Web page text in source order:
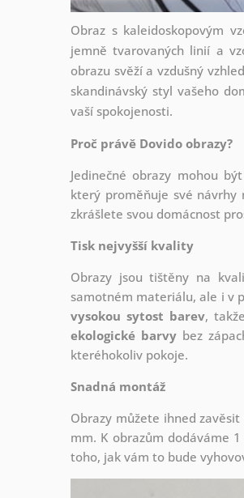
Obraz s kaleidoskopovým
jemně tvarovaných linií a
obrazu svěží a vzdušný
skandinávský styl vašeho
vaší spokojenosti.
Proč právě Dovido obrazy?
Jedinečné obrazy mohou
který proměňuje své
zkrášlete svou domácnost
Tisk nejvyšší kvality
Obrazy jsou tištěny na
samotném materiálu, ale i v
vysokou sytost barev,
ekologické barvy bez
kteréhokoliv pokoje.
Snadná montáž
Obrazy můžete ihned
mm. K obrazům dodáváme
toho, jak vám to bude